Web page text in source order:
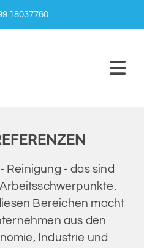
18037760
Reinigung - das sind
Bereichen macht
aus den
Industrie und